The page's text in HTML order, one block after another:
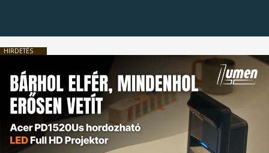
HIRDETÉS